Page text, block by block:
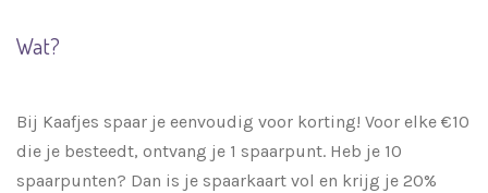
Wat?
Bij Kaafjes spaar je eenvoudig voor korting! Voor elke €10
die je besteedt, ontvang je 1 spaarpunt. Heb je 10
spaarpunten? Dan is je spaarkaart vol en krijg je 20%